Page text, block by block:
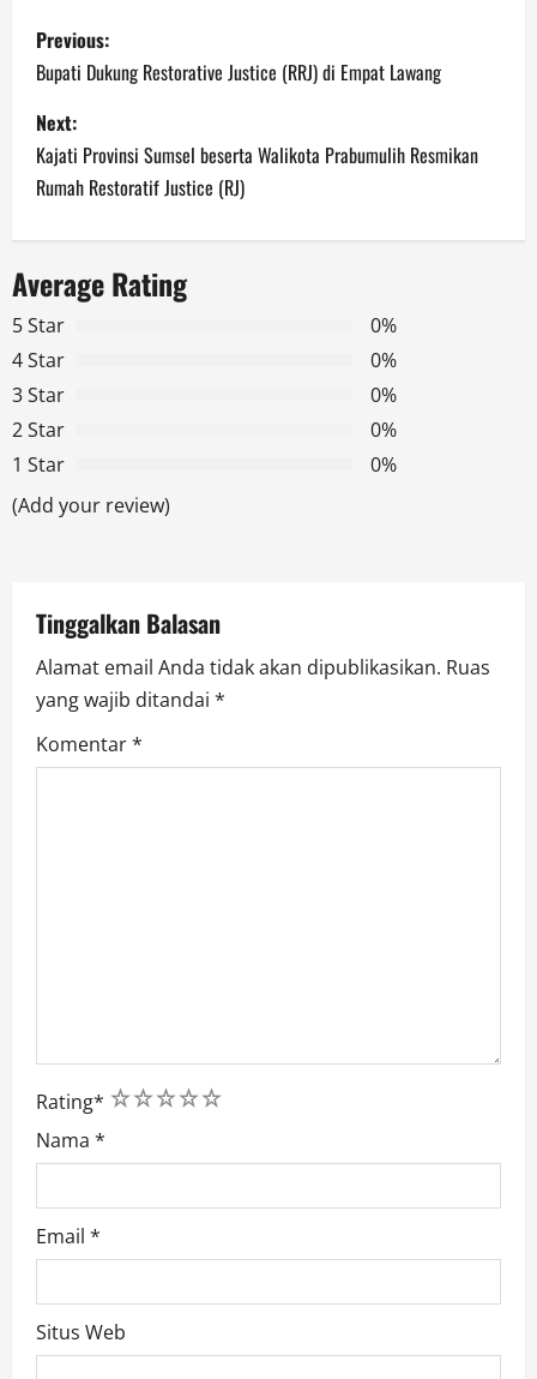
P
o
s
t
n
a
v
i
g
a
o
n
Previous:
Bupati Dukung Restorative Justice (RRJ) di Empat Lawang
Next:
Kajati Provinsi Sumsel beserta Walikota Prabumulih Resmikan
Rumah Restoratif Justice (RJ)
Average Rating
5 Star
0%
4 Star
0%
3 Star
0%
2 Star
0%
1 Star
0%
(Add your review)
Tinggalkan Balasan
Alamat email Anda tidak akan dipublikasikan. Ruas
yang wajib ditandai *
Komentar*
Rating* 5
4
3
2
1
Nama *
Email *
Situs Web